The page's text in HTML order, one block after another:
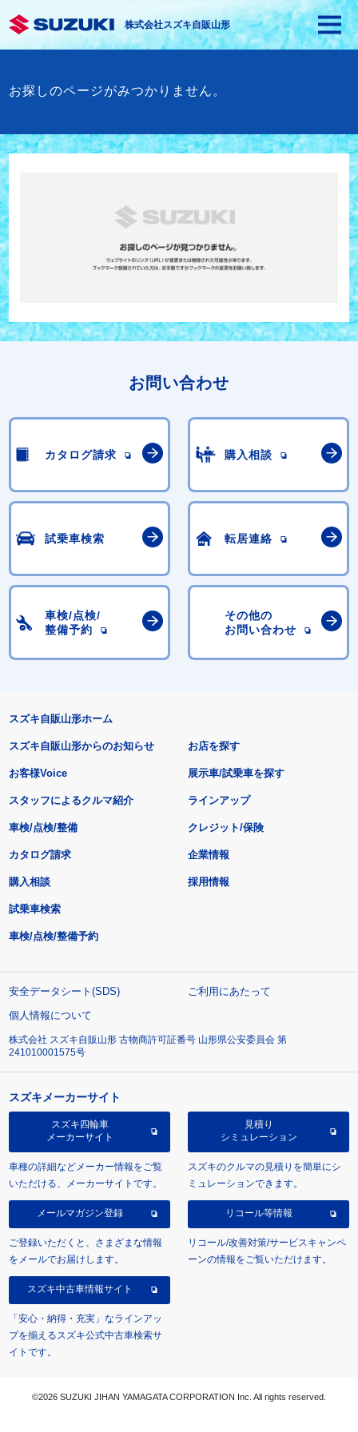
株式会社スズキ自販山形
お探しのページがみつかりません。
お問い合わせ
カタログ請求 購入相談
試乗車検索 転居連絡
車検/点検/
整備予約
その他の
お問い合わせ
スズキ自販山形ホーム
スズキ自販山形からのお知らせ
お客様Voice
スタッフによるクルマ紹介
お店を探す
展示車/試乗車を探す
ラインアップ
車検/点検/整備 クレジット/保険
カタログ請求
購入相談
試乗車検索
車検/点検/整備予約
企業情報
採用情報
安全データシート(SDS)
ご利用にあたって
個人情報について
株式会社 スズキ自販山形 古物商許可証番号 山形県公安委員会 第
241010001575号
スズキメーカーサイト
スズキ四輪車
メーカーサイト
車種の詳細などメーカー情報をご覧
いただける、メーカーサイトです。
見積り
シミュレーション
スズキのクルマの見積りを簡単にシ
ミュレーションできます。
メールマガジン登録
ご登録いただくと、さまざまな情報
をメールでお届けします。
リコール等情報
リコール/改善対策/サービスキャンペ
ーンの情報をご覧いただけます。
スズキ中古車情報サイト
「安心・納得・充実」なラインアッ
プを揃えるスズキ公式中古車検索サ
イトです。
©2026 SUZUKI JIHAN YAMAGATA CORPORATION Inc. All rights reserved.